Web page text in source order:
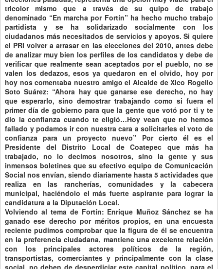
tricolor mismo que a través de su quipo de trabajo
denominado “En marcha por Fortín” ha hecho mucho trabajo
partidista y se ha solidarizado socialmente con los
ciudadanos más necesitados de servicios y apoyos. Si quiere
el PRI volver a arrasar en las elecciones del 2010, antes debe
de analizar muy bien los perfiles de los candidatos y debe de
verificar que realmente sean aceptados por el pueblo, no se
valen los dedazos, esos ya quedaron en el olvido, hoy por
hoy nos comentaba nuestro amigo el Alcalde de Xico Rogelio
Soto Suárez: “Ahora hay que ganarse ese derecho, no hay
que esperarlo, sino demostrar trabajando como si fuera el
primer día de gobierno para que la gente que votó por ti y te
dio la confianza cuando te eligió…Hoy vean que no hemos
fallado y podamos ir con nuestra cara a solicitarles el voto de
confianza para un proyecto nuevo” Por cierto él es el
Presidente del Distrito Local de Coatepec que más ha
trabajado, no lo decimos nosotros, sino la gente y sus
inmensos boletines que su efectivo equipo de Comunicación
Social nos envían, siendo diariamente hasta 5 actividades que
realiza en las rancherías, comunidades y la cabecera
municipal, haciéndolo el más fuerte aspirante para lograr la
candidatura a la Diputación Local.
Volviendo al tema de Fortín: Enrique Muñoz Sánchez se ha
ganado ese derecho por méritos propios, en una encuesta
reciente pudimos comprobar que la figura de él se encuentra
en la preferencia ciudadana, mantiene una excelente relación
con los principales actores políticos de la región,
transportistas, comerciantes y principalmente con la clase
social, no deben de desperdiciar este capital político, para el